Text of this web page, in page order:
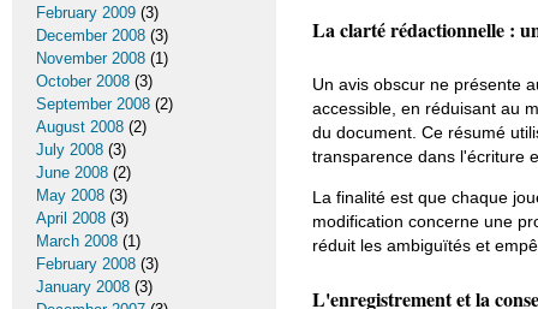
La clarté rédactionnelle :
Un avis obscur ne présente
accessible, en réduisant au
du document. Ce résumé
transparence dans l'écriture
La finalité est que chaque
modification concerne une
réduit les ambiguïtés et
L'enregistrement et la
February 2009 (3)
December 2008 (3)
November 2008 (1)
October 2008 (3)
September 2008 (2)
August 2008 (2)
July 2008 (3)
June 2008 (2)
May 2008 (3)
April 2008 (3)
March 2008 (1)
February 2008 (3)
January 2008 (3)